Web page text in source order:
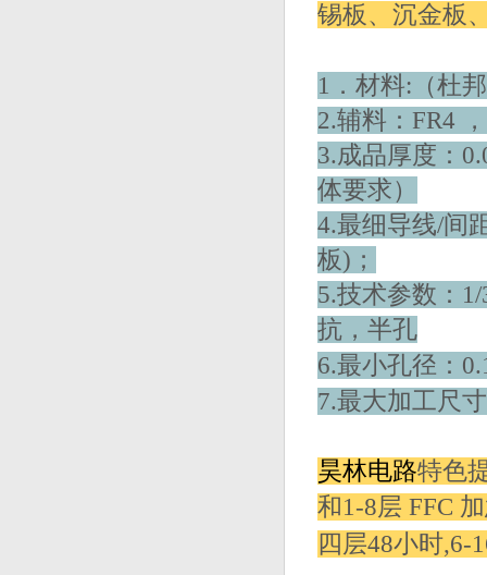
锡板、沉金板
1．材料:（杜
2.辅料：FR4
3.成品厚度：
体要求）
4.最细导线/间
板)；
5.技术参数：
抗，半孔
6.最小孔径：
7.最大加工尺
昊林电路特色
和1-8层 FFC 加
四层48小时,6-